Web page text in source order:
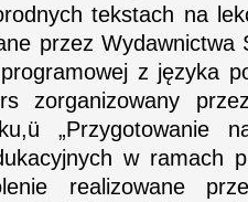
tekstach na
przez Wydawnictwa
z języka
zorganizowany
„Przygotowanie
w ramach
realizowane